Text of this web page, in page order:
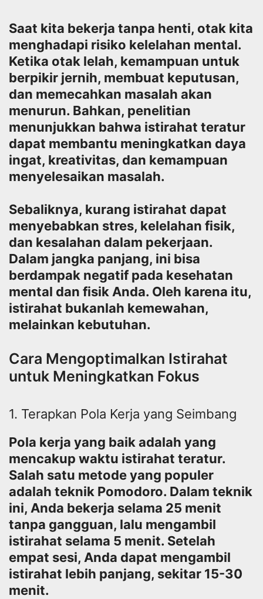
Saat kita bekerja tanpa henti, otak kita
menghadapi risiko kelelahan mental.
Ketika otak lelah, kemampuan untuk
berpikir jernih, membuat keputusan,
dan memecahkan masalah akan
menurun. Bahkan, penelitian
menunjukkan bahwa istirahat teratur
dapat membantu meningkatkan daya
ingat, kreativitas, dan kemampuan
menyelesaikan masalah.
Sebaliknya, kurang istirahat dapat
menyebabkan stres, kelelahan fisik,
dan kesalahan dalam pekerjaan.
Dalam jangka panjang, ini bisa
berdampak negatif pada kesehatan
mental dan fisik Anda. Oleh karena itu,
istirahat bukanlah kemewahan,
melainkan kebutuhan.
Cara Mengoptimalkan Istirahat
untuk Meningkatkan Fokus
1. Terapkan Pola Kerja yang Seimbang
Pola kerja yang baik adalah yang
mencakup waktu istirahat teratur.
Salah satu metode yang populer
adalah teknik Pomodoro. Dalam teknik
ini, Anda bekerja selama 25 menit
tanpa gangguan, lalu mengambil
istirahat selama 5 menit. Setelah
empat sesi, Anda dapat mengambil
istirahat lebih panjang, sekitar 15-30
menit.